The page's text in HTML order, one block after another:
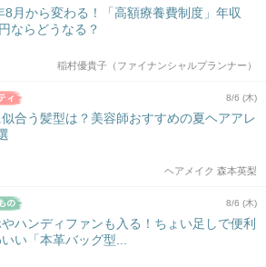
8月から変わる！「高額療養費制度」年収
ならどうなる？
稲村優貴子（ファイナンシャルプランナー）
8/6 (木)
合う髪型は？美容師おすすめの夏ヘアアレ
ヘアメイク 森本英梨
8/6 (木)
ハンディファンも入る！ちょい足しで便利
い「本革バッグ型...